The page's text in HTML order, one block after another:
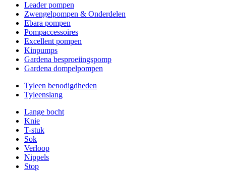
Leader pompen
Zwengelpompen & Onderdelen
Ebara pompen
Pompaccessoires
Excellent pompen
Kinpumps
Gardena besproeiingspomp
Gardena dompelpompen
Tyleen benodigdheden
Tyleenslang
Lange bocht
Knie
T-stuk
Sok
Verloop
Nippels
Stop